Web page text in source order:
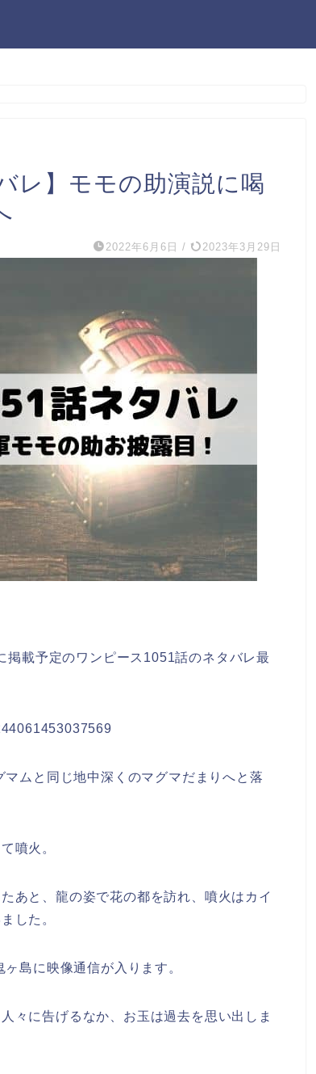
レ】モモの助演説に喝
2022年6月6日 / 2023年3月29日
載予定のワンピース1051話のネタバレ最
ムと同じ地中深くのマグマだまりへと落
噴火。
あと、龍の姿で花の都を訪れ、噴火はカイ
した。
島に映像通信が入ります。
々に告げるなか、お玉は過去を思い出しま